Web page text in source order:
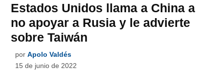
Estados Unidos llama a China a
no apoyar a Rusia y le advierte
sobre Taiwán
por Apolo Valdés
15 de junio de 2022